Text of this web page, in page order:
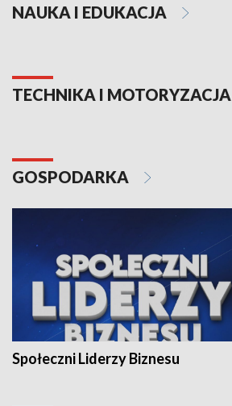
NAUKA I EDUKACJA
TECHNIKA I MOTORYZACJA
GOSPODARKA
Społeczni Liderzy Biznesu